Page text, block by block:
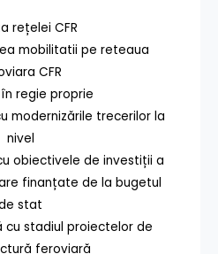
rețelei CFR
mobilitatii pe reteaua
CFR
regie proprie
modernizările trecerilor la
nivel
obiectivele de investiții a
finanțate de la bugetul
stat
stadiul proiectelor de
feroviară